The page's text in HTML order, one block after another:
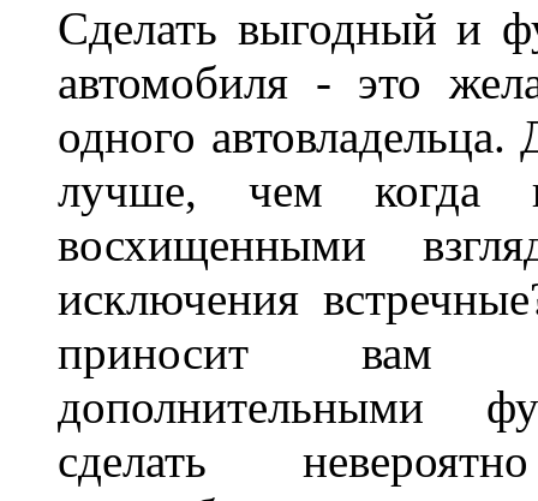
Сделать выгодный и
автомобиля - это
одного
лучше, чем когда
восхищенными
исключения
приносит вам
дополнительными
сделать